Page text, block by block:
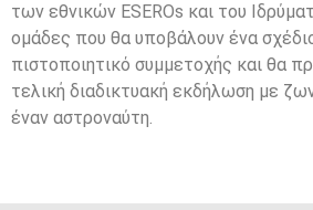
των εθνικών ESEROs και του
ομάδες που θα υποβάλουν ένα
πιστοποιητικό συμμετοχής και θα
τελική διαδικτυακή εκδήλωση με
έναν αστροναύτη.